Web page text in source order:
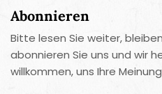
Abonnieren
Bitte lesen Sie weiter,
abonnieren Sie uns und wir
willkommen, uns Ihre